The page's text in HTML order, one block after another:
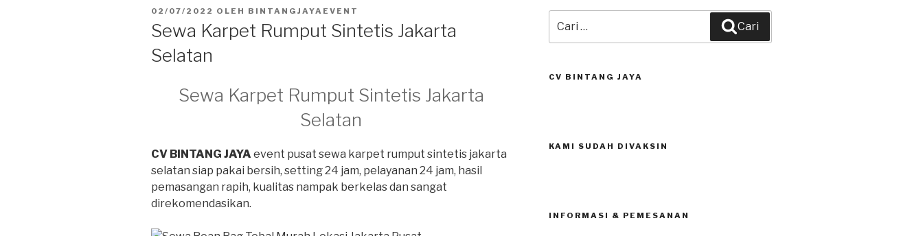
DIPOSKAN
PADA
02/07/2022 OLEH BINTANGJAYAEVENT
Sewa Karpet Rumput Sintetis Jakarta
Selatan
Sewa Karpet Rumput Sintetis Jakarta
Selatan
CV BINTANG JAYA event pusat sewa karpet rumput sintetis jakarta
selatan siap pakai bersih, setting 24 jam, pelayanan 24 jam, hasil
pemasangan rapih, kualitas nampak berkelas dan sangat
direkomendasikan.
untuk:
Cari
CV BINTANG JAYA
KAMI SUDAH DIVAKSIN
INFORMASI & PEMESANAN